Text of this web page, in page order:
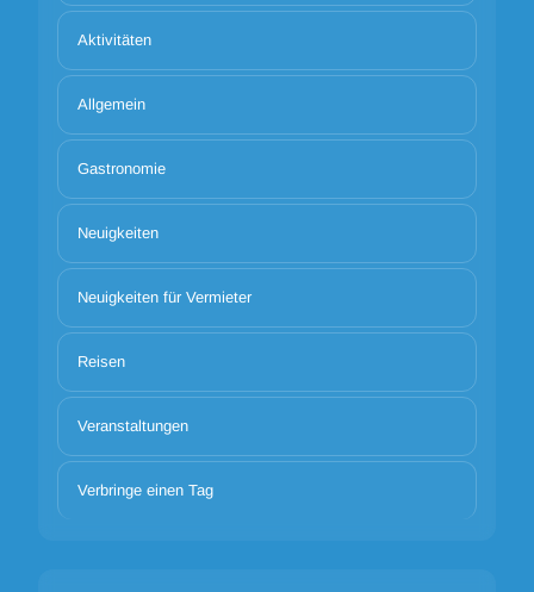
Aktivitäten
Allgemein
Gastronomie
Neuigkeiten
Neuigkeiten für Vermieter
Reisen
Veranstaltungen
Verbringe einen Tag